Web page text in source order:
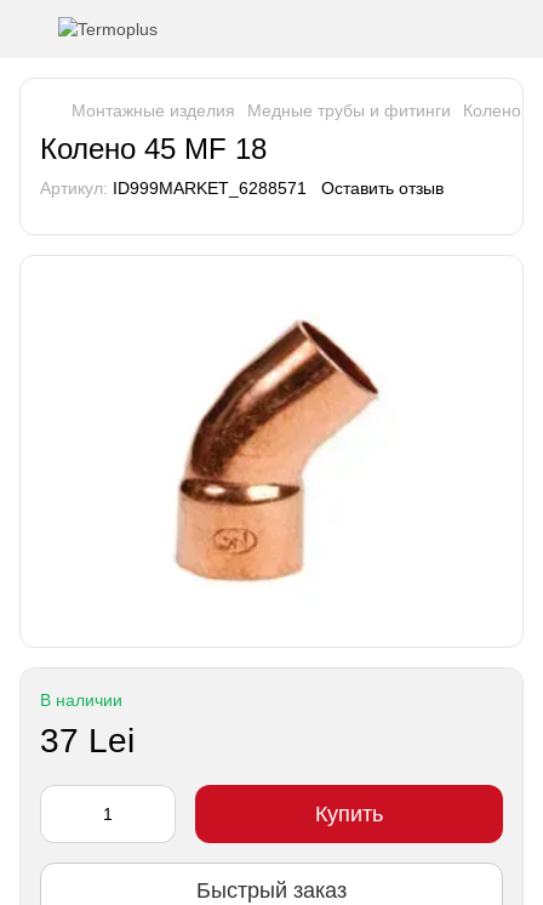
Монтажные изделия Медные трубы и фитинги Колено
Колено 45 MF 18
Артикул: ID999MARKET_6288571 Оставить отзыв
В наличии
37 Lei
Купить
Быстрый заказ